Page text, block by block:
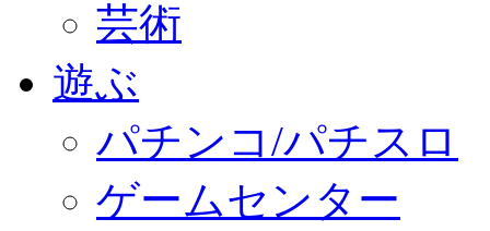
芸術
遊ぶ
パチンコ/パチスロ
ゲームセンター